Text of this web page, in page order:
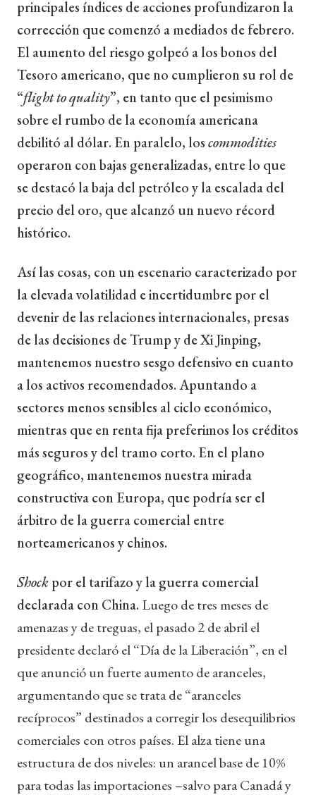
principales índices de acciones profundizaron la
corrección que comenzó a mediados de febrero.
El aumento del riesgo golpeó a los bonos del
Tesoro americano, que no cumplieron su rol de
“flight to quality”, en tanto que el pesimismo
sobre el rumbo de la economía americana
debilitó al dólar. En paralelo, loscommodities
operaron con bajas generalizadas, entre lo que
se destacó la baja del petróleo y la escalada del
precio del oro, que alcanzó un nuevo récord
histórico.
Así las cosas, con un escenario caracterizado por
la elevada volatilidad e incertidumbre por el
devenir de las relaciones internacionales, presas
de las decisiones de Trump y de Xi Jinping,
mantenemos nuestro sesgo defensivo en cuanto
a los activos recomendados. Apuntando a
sectores menos sensibles al ciclo económico,
mientras que en renta fija preferimos los créditos
más seguros y del tramo corto. En el plano
geográfico, mantenemos nuestra mirada
constructiva con Europa, que podría ser el
árbitro de la guerra comercial entre
norteamericanos y chinos.
Shockpor el tarifazo y la guerra comercial
declarada con China. Luego de tres meses de
amenazas y de treguas, el pasado 2 de abril el
presidente declaró el “Día de la Liberación”, en el
que anunció un fuerte aumento de aranceles,
argumentando que se trata de “aranceles
recíprocos” destinados a corregir los desequilibrios
comerciales con otros países. El alza tiene una
estructura de dos niveles: un arancel base de 10%
para todas las importaciones –salvo para Canadá y